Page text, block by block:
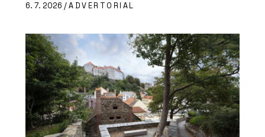
6. 7. 2026 /ADVERTORIAL